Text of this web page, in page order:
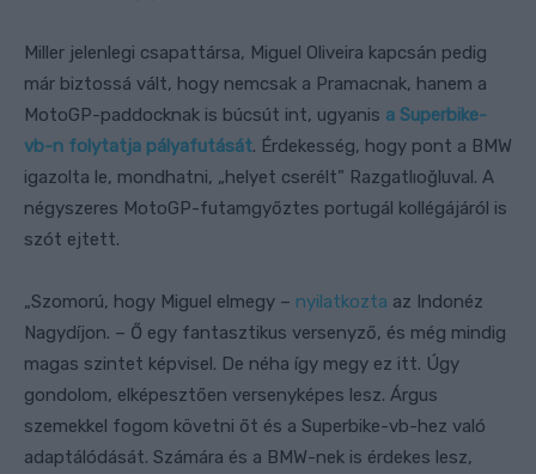
Miller jelenlegi csapattársa, Miguel Oliveira kapcsán pedig
már biztossá vált, hogy nemcsak a Pramacnak, hanem a
MotoGP-paddocknak is búcsút int, ugyanis a Superbike-
vb-n folytatja pályafutását. Érdekesség, hogy pont a BMW
igazolta le, mondhatni, „helyet cserélt” Razgatlıoğluval. A
négyszeres MotoGP-futamgyőztes portugál kollégájáról is
szót ejtett.
„Szomorú, hogy Miguel elmegy – nyilatkozta az Indonéz
Nagydíjon. – Ő egy fantasztikus versenyző, és még mindig
magas szintet képvisel. De néha így megy ez itt. Úgy
gondolom, elképesztően versenyképes lesz. Árgus
szemekkel fogom követni őt és a Superbike-vb-hez való
adaptálódását. Számára és a BMW-nek is érdekes lesz,